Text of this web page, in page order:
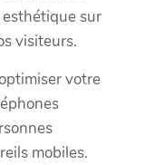
sur
visiteurs.
votre
mobiles.